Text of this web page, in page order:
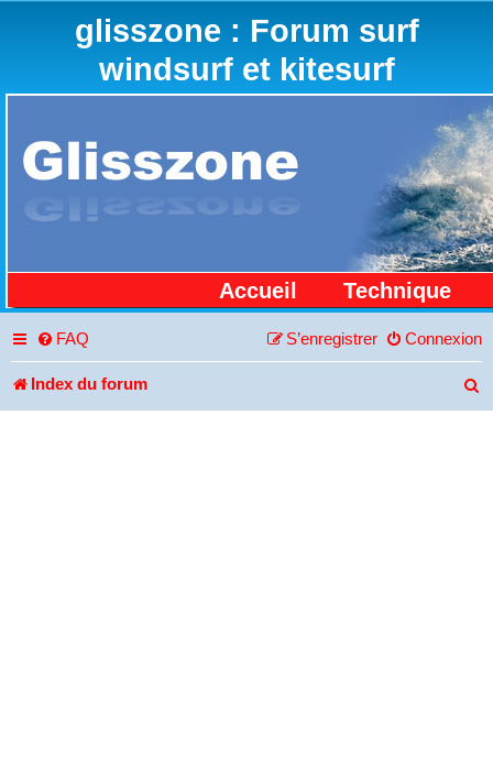
glisszone : Forum surf
windsurf et kitesurf
Accueil Technique
FAQ Connexion
S’enregistrer
Index du forum